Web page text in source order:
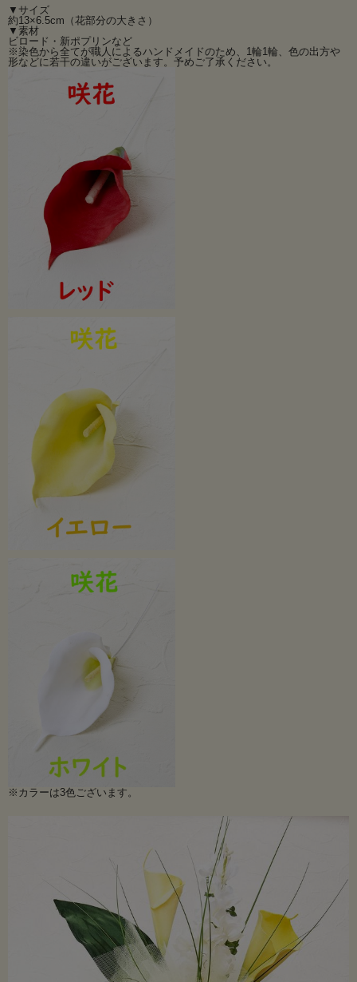
シンプルで品があり大変使い勝手の良いアートフラワーパーツです。
カラーも3色ご用意！大きさの種類は2サイズ（咲花と蕾）がございます。
いろいろな手作り作品にご使用下さい。
3色ともに在庫限りとなります。
蕾と組み合わせると、素敵です。
カラー(蕾）はこちらから>>
※染色から全てが職人によるハンドメイドのため、1輪1輪、色の出方や形などに
若干の違いがございます。予めご了承ください。
※カラーは3色ございます。
カラー(蕾）はこちらから>>
▼サイズ
約13×6.5cm（花部分の大きさ）
▼素材
ビロード・新ポプリンなど
※染色から全てが職人によるハンドメイドのため、1輪1輪、色の出方や
形などに若干の違いがございます。予めご了承ください。
※カラーは3色ございます。